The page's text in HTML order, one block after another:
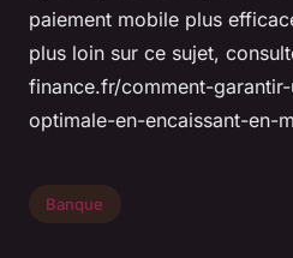
paiement mobile plus
plus loin sur ce sujet,
finance.fr/comment-
optimale-en-encaissant-en-
Banque